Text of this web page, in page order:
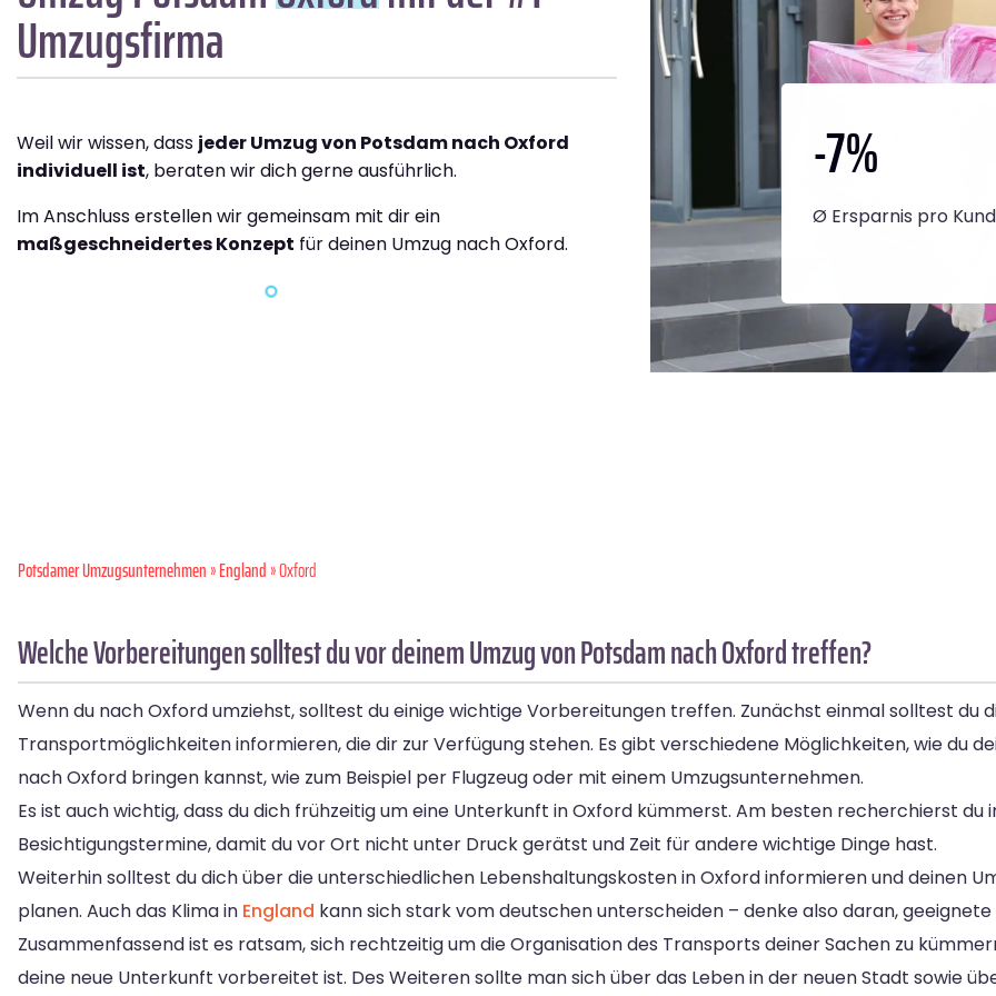
Umzugsfirma
Weil wir wissen, dass jeder Umzug von Potsdam nach Oxford
individuell ist, beraten wir dich gerne ausführlich.
Im Anschluss erstellen wir gemeinsam mit dir ein
maßgeschneidertes Konzept für deinen Umzug nach Oxford.
-7%
Ø Ersparnis pro
Potsdamer Umzugsunternehmen»England» Oxford
Welche Vorbereitungen solltest du vor deinem Umzug von Potsdam nach Oxford treffen?
Wenn du nach Oxford umziehst, solltest du einige wichtige Vorbereitungen treffen. Zunächst einmal solltest du
Transportmöglichkeiten informieren, die dir zur Verfügung stehen. Es gibt verschiedene Möglichkeiten, wie du
nach Oxford bringen kannst, wie zum Beispiel per Flugzeug oder mit einem Umzugsunternehmen.
Es ist auch wichtig, dass du dich frühzeitig um eine Unterkunft in Oxford kümmerst. Am besten recherchierst du
Besichtigungstermine, damit du vor Ort nicht unter Druck gerätst und Zeit für andere wichtige Dinge hast.
Weiterhin solltest du dich über die unterschiedlichen Lebenshaltungskosten in Oxford informieren und deinen
planen. Auch das Klima in England kann sich stark vom deutschen unterscheiden – denke also daran, geeignete
Zusammenfassend ist es ratsam, sich rechtzeitig um die Organisation des Transports deiner Sachen zu
deine neue Unterkunft vorbereitet ist. Des Weiteren sollte man sich über das Leben in der neuen Stadt sowie